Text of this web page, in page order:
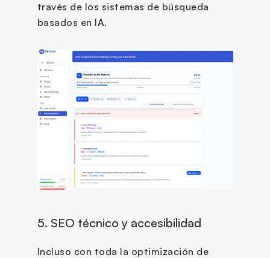
través de los sistemas de búsqueda
basados en IA.
5. SEO técnico y accesibilidad
Incluso con toda la optimización de